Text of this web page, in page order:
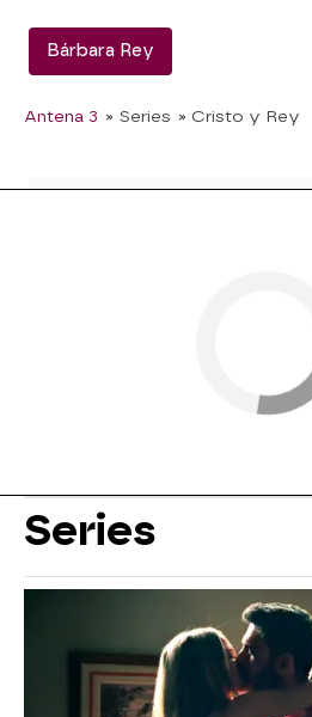
Bárbara Rey
Antena 3 » Series » Cristo y Rey
Series